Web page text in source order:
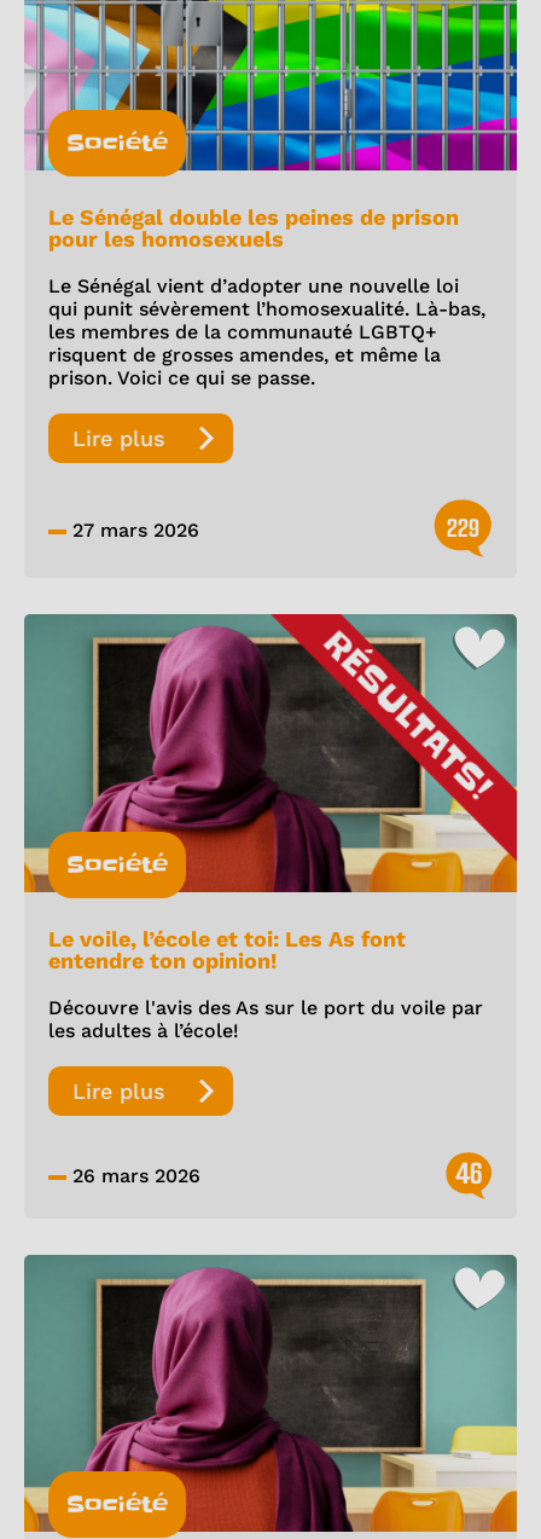
Société
Le Sénégal double les peines de prison
pour les homosexuels
Le Sénégal vient d’adopter une nouvelle loi
qui punit sévèrement l’homosexualité. Là-bas,
les membres de la communauté LGBTQ+
risquent de grosses amendes, et même la
prison. Voici ce qui se passe.
Lire plus
27 mars 2026 229
Société
Le voile, l’école et toi: Les As font
entendre ton opinion!
Découvre l'avis des As sur le port du voile par
les adultes à l’école!
Lire plus
26 mars 2026 46
Société